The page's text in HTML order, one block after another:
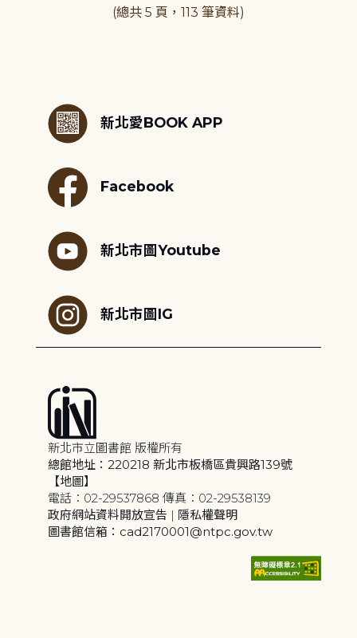
(總共 5 頁，113 筆資料)
新北愛BOOK APP
Facebook
新北市圖Youtube
新北市圖IG
新北市立圖書館 版權所有
總館地址：220218 新北市板橋區貴興路139號
【地圖】
電話：02-29537868 傳真：02-29538139
政府網站資料開放宣告 | 隱私權聲明
圖書館信箱：cad2170001@ntpc.gov.tw